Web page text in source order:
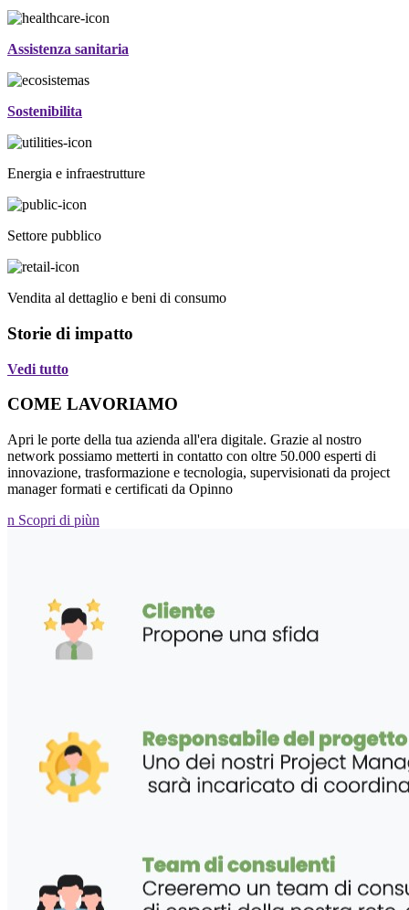
Assistenza sanitaria
Sostenibilita
Energia e infraestrutture
Settore pubblico
Vendita al dettaglio e beni di consumo
Storie di impatto
Vedi tutto
COME LAVORIAMO
Apri le porte della tua azienda all'era digitale. Grazie al nostro
network possiamo metterti in contatto con oltre 50.000 esperti di
innovazione, trasformazione e tecnologia, supervisionati da project
manager formati e certificati da Opinno
n Scopri di piùn